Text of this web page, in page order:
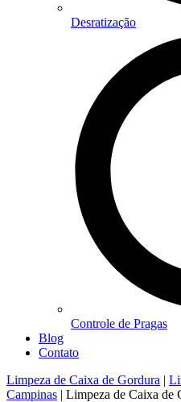
Desratização
Controle de Pragas
Blog
Contato
Limpeza de Caixa de Gordura |
Campinas | Limpeza de Caixa de